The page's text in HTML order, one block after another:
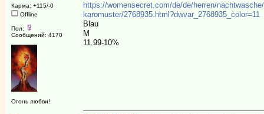
Карма: +115/-0
Offline
Пол:
Сообщений: 4170
Огонь любви!
https://womensecret.com/de/de/herren/
karomuster/2768935.html?dwvar_2768935_color=11
Blau
М
11.99-10%